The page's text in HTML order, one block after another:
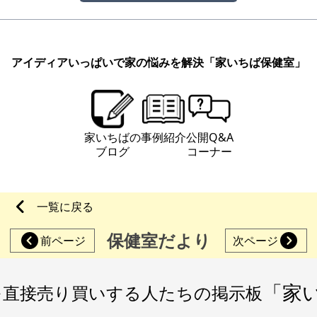
アイディアいっぱいで家の悩みを解決 「家いちば保健室」
家いちばの
ブログ
事例紹介公開Q&A
コーナー
一覧に戻る
前ページ 保健室だより 次ページ
接売り買いする人たちの掲示板 「家